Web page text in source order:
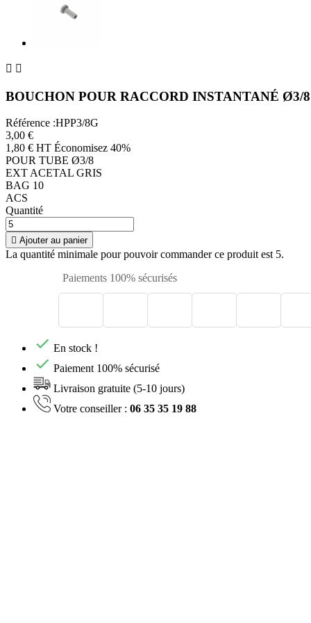
 
BOUCHON POUR RACCORD INSTANTANÉ Ø3/8
Référence :HPP3/8G
3,00 €
1,80 € HT Économisez 40%
POUR TUBE Ø3/8
EXT ACETAL GRIS
BAG 10
ACS
Quantité
 Ajouter au panier
La quantité minimale pour pouvoir commander ce produit est 5.
Paiements 100% sécurisés
En stock !
Paiement 100% sécurisé
Livraison gratuite (5-10 jours)
Votre conseiller : 06 35 35 19 88